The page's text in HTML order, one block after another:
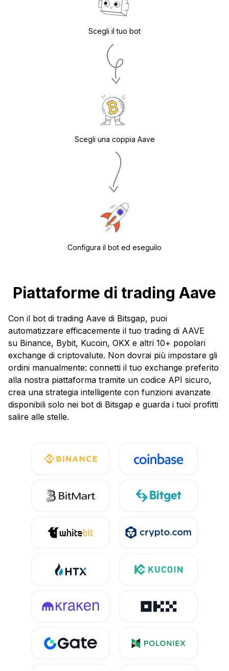
Scegli il tuo bot
Scegli una coppia Aave
Configura il bot ed eseguilo
Piattaforme di trading Aave
Con il bot di trading Aave di Bitsgap, puoi
automatizzare efficacemente il tuo trading di AAVE
su Binance, Bybit, Kucoin, OKX e altri 10+ popolari
exchange di criptovalute. Non dovrai più impostare gli
ordini manualmente: connetti il tuo exchange preferito
alla nostra piattaforma tramite un codice API sicuro,
crea una strategia intelligente con funzioni avanzate
disponibili solo nei bot di Bitsgap e guarda i tuoi profitti
salire alle stelle.